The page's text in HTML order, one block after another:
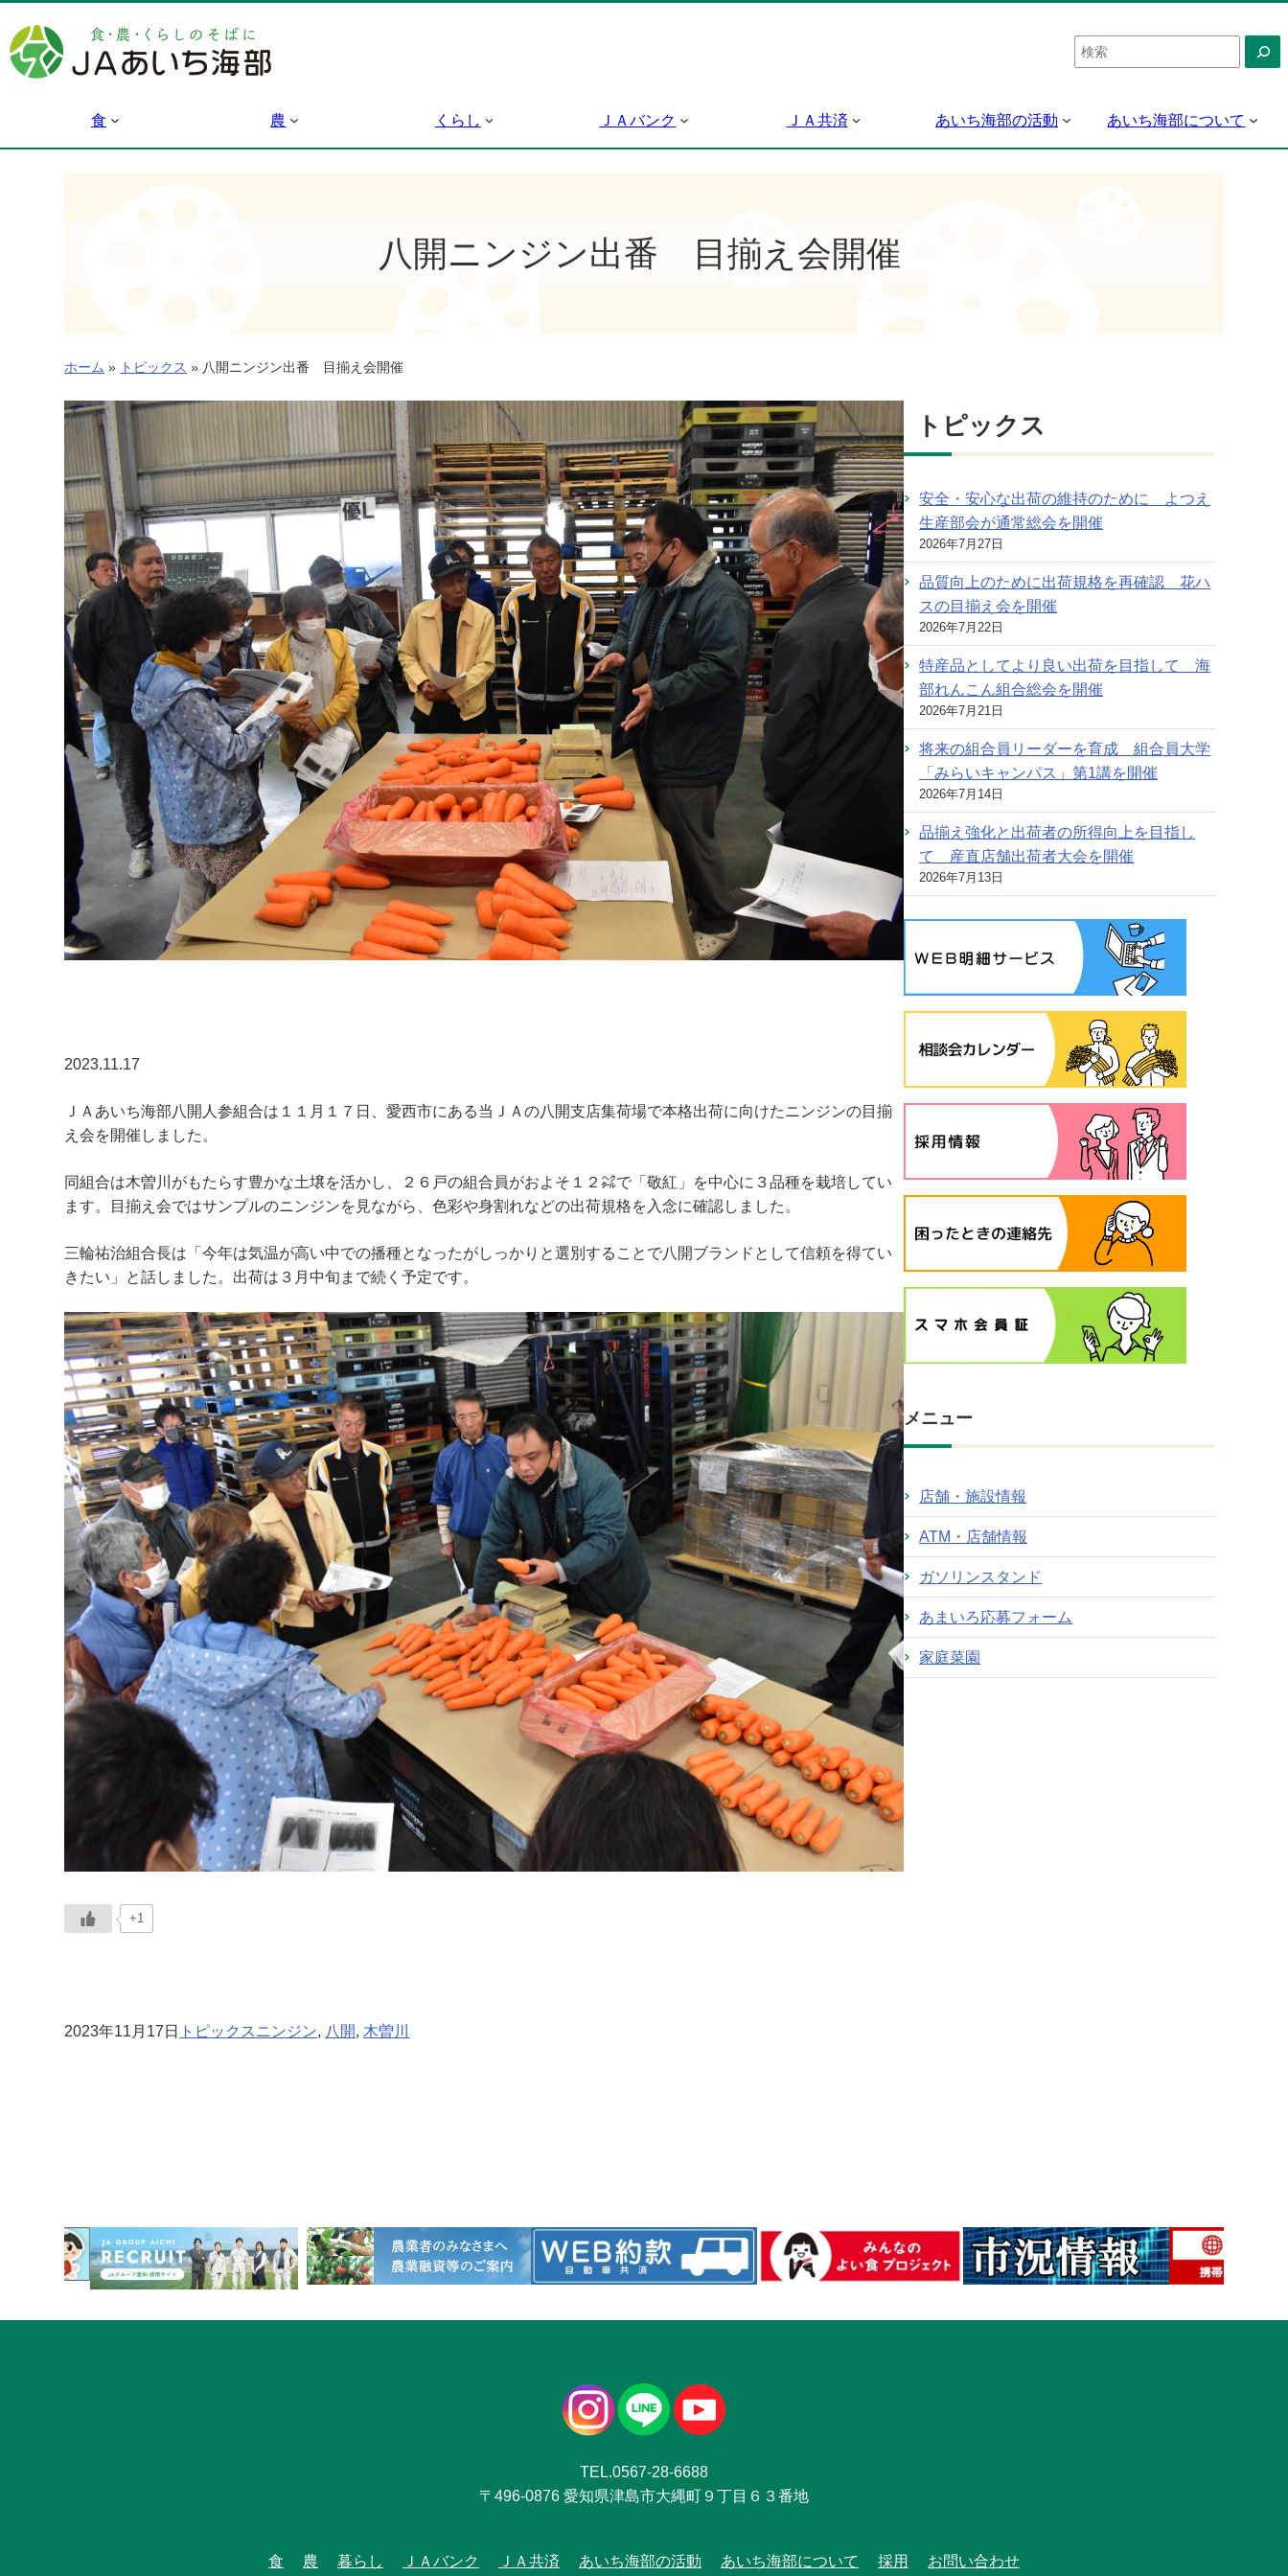
容
を
検
索
食 農 くらし ＪＡバンク ＪＡ共済 あいち海部の活動 あいち海部について
八開ニンジン出番 目揃え会開催
ホーム » トピックス » 八開ニンジン出番 目揃え会開催
2023.11.17
ＪＡあいち海部八開人参組合は１１月１７日、愛西市にある当ＪＡの八開支店集荷場で本格出荷に向けたニンジンの目揃
え会を開催しました。
同組合は木曽川がもたらす豊かな土壌を活かし、２６戸の組合員がおよそ１２㌶で「敬紅」を中心に３品種を栽培してい
ます。目揃え会ではサンプルのニンジンを見ながら、色彩や身割れなどの出荷規格を入念に確認しました。
三輪祐治組合長は「今年は気温が高い中での播種となったがしっかりと選別することで八開ブランドとして信頼を得てい
きたい」と話しました。出荷は３月中旬まで続く予定です。
+1
2023年11月17日 トピックス ニンジン, 八開, 木曽川
トピックス
安全・安心な出荷の維持のために よつえ
生産部会が通常総会を開催
2026年7月27日
品質向上のために出荷規格を再確認 花ハ
スの目揃え会を開催
2026年7月22日
特産品としてより良い出荷を目指して 海
部れんこん組合総会を開催
2026年7月21日
将来の組合員リーダーを育成 組合員大学
「みらいキャンパス」第1講を開催
2026年7月14日
品揃え強化と出荷者の所得向上を目指し
て 産直店舗出荷者大会を開催
2026年7月13日
メニュー
店舗・施設情報
ATM・店舗情報
ガソリンスタンド
あまいろ応募フォーム
家庭菜園
1
TEL.0567-28-6688
〒496-0876 愛知県津島市大縄町９丁目６３番地
食 農 暮らし ＪＡバンク ＪＡ共済 あいち海部の活動 あいち海部について 採用 お問い合わせ